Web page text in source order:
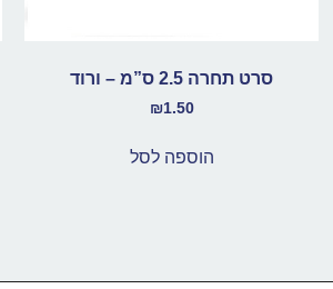
סרט תחרה 2.5 ס”מ – ורוד
₪1.50
הוספה לסל